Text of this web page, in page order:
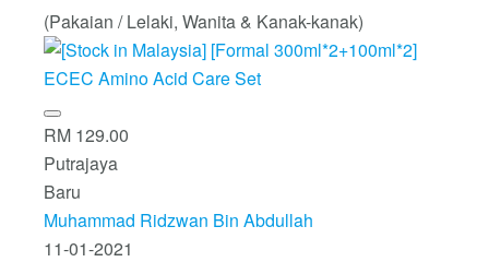
(Pakaian / Lelaki, Wanita & Kanak-kanak)
RM 129.00
Putrajaya
Baru
Muhammad Ridzwan Bin Abdullah
11-01-2021